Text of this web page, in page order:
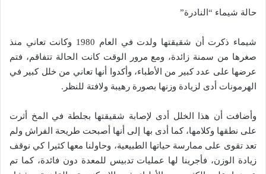
حالة شيماء “النادرة”
شيماء ذكرت أن شقيقتها ولدت في العام 1980 وكانت تعاني منذ
صغرها من سمنة زائدة، ومع مرور الوقت كانت الحالة تتفاقم، فتم
عرضها على عدد كبير من الأطباء، وأكدوا أنها تعاني من خلل كبير في
الهرمونات أدى لزيادة وزنها بصورة رهيبة ولافتة للنظر.
وأضافت أن هذا الخلل أدى لإصابة شقيقتها بجلطة في المخ أثرت
على نطقها وكلامها، كما أدى بها إلى أنها أصبحت طريحة الفراش ولم
تعد تقوى على ممارسة حياتها الطبيعية، وحاولنا معها كثيرا كي نوقف
زيادة الوزن، فأجرينا لها عمليات تدبيس للمعدة دون فائدة، كما تم